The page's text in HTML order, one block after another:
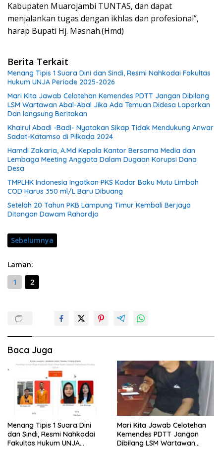
Kabupaten Muarojambi TUNTAS, dan dapat
menjalankan tugas dengan ikhlas dan profesional”,
harap Bupati Hj. Masnah.(Hmd)
Berita Terkait
Menang Tipis 1 Suara Dini dan Sindi, Resmi Nahkodai Fakultas
Hukum UNJA Periode 2025-2026
Mari Kita Jawab Celotehan Kemendes PDTT Jangan Dibilang
LSM Wartawan Abal-Abal Jika Ada Temuan Didesa Laporkan
Dan langsung Beritakan
Khairul Abadi -Badi- Nyatakan Sikap Tidak Mendukung Anwar
Sadat-Katamso di Pilkada 2024
Hamdi Zakaria, A.Md Kepala Kantor Bersama Media dan
Lembaga Meeting Anggota Dalam Dugaan Korupsi Dana
Desa
TMPLHK Indonesia Ingatkan PKS Kadar Baku Mutu Limbah
COD Harus 350 ml/L Baru Dibuang
Setelah 20 Tahun PKB Lampung Timur Kembali Berjaya
Ditangan Dawam Rahardjo
Sebelumnya
Laman:
1
2
Baca Juga
Menang Tipis 1 Suara Dini
dan Sindi, Resmi Nahkodai
Fakultas Hukum UNJA
Mari Kita Jawab Celotehan
Kemendes PDTT Jangan
Dibilang LSM Wartawan